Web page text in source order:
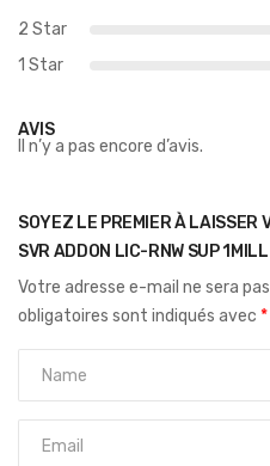
2 Star
1 Star
AVIS
Il n’y a pas encore d’avis.
SOYEZ LE PREMIER À LAISSER
SVR ADDON LIC-RNW SUP
Votre adresse e-mail ne sera
obligatoires sont indiqués avec *